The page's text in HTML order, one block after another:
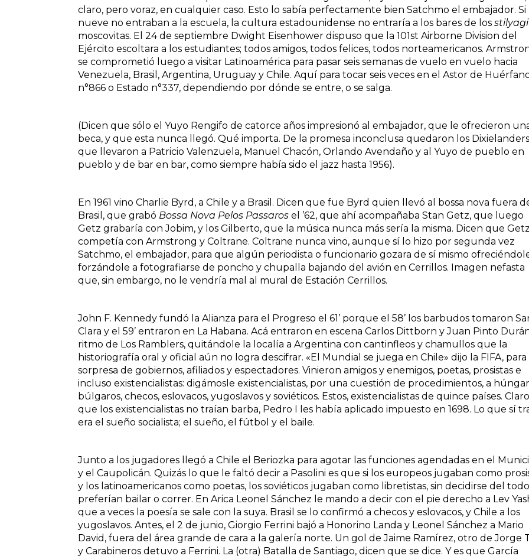
claro, pero voraz, en cualquier caso. Esto lo sabía perfectamente bien Satchmo el embajador. Si
nueve no entraban a la escuela, la cultura estadounidense no entraría a los bares de los stilyagi
moscovitas. El 24 de septiembre Dwight Eisenhower dispuso que la 101st Airborne Division del
Ejército escoltara a los estudiantes; todos amigos, todos felices, todos norteamericanos.
se comprometió luego a visitar Latinoamérica para pasar seis semanas de vuelo en vuelo hacia
Venezuela, Brasil, Argentina, Uruguay y Chile. Aquí para tocar seis veces en el Astor de
n°866 o Estado n°337, dependiendo por dónde se entre, o se salga.
(Dicen que sólo el Yuyo Rengifo de catorce años impresionó al embajador, que le ofrecieron
beca, y que esta nunca llegó. Qué importa. De la promesa inconclusa quedaron los Dixielanders
que llevaron a Patricio Valenzuela, Manuel Chacón, Orlando Avendaño y al Yuyo de pueblo en
pueblo y de bar en bar, como siempre había sido el jazz hasta 1956).
En 1961 vino Charlie Byrd, a Chile y a Brasil. Dicen que fue Byrd quien llevó al bossa nova fuera
Brasil, que grabó Bossa Nova Pelos Passaros el ’62, que ahí acompañaba Stan Getz, que luego
Getz grabaría con Jobim, y los Gilberto, que la música nunca más sería la misma. Dicen que Getz
competía con Armstrong y Coltrane. Coltrane nunca vino, aunque sí lo hizo por segunda vez
Satchmo, el embajador, para que algún periodista o funcionario gozara de sí mismo
forzándole a fotografiarse de poncho y chupalla bajando del avión en Cerrillos. Imagen nefasta
que, sin embargo, no le vendría mal al mural de Estación Cerrillos.
John F. Kennedy fundó la Alianza para el Progreso el 61’ porque el 58’ los barbudos tomaron
Clara y el 59’ entraron en La Habana. Acá entraron en escena Carlos Dittborn y Juan Pinto Durán
ritmo de Los Ramblers, quitándole la localía a Argentina con cantinfleos y chamullos que la
historiografía oral y oficial aún no logra descifrar. «El Mundial se juega en Chile» dijo la FIFA, para
sorpresa de gobiernos, afiliados y espectadores. Vinieron amigos y enemigos, poetas, prosistas e
incluso existencialistas: digámosle existencialistas, por una cuestión de procedimientos, a
búlgaros, checos, eslovacos, yugoslavos y soviéticos. Estos, existencialistas de quince países. Claro
que los existencialistas no traían barba, Pedro I les había aplicado impuesto en 1698. Lo que sí
era el sueño socialista; el sueño, el fútbol y el baile.
Junto a los jugadores llegó a Chile el Beriozka para agotar las funciones agendadas en el
y el Caupolicán. Quizás lo que le faltó decir a Pasolini es que si los europeos jugaban como
y los latinoamericanos como poetas, los soviéticos jugaban como libretistas, sin decidirse del todo
preferían bailar o correr. En Arica Leonel Sánchez le mando a decir con el pie derecho a Lev
que a veces la poesía se sale con la suya. Brasil se lo confirmó a checos y eslovacos, y Chile a los
yugoslavos. Antes, el 2 de junio, Giorgio Ferrini bajó a Honorino Landa y Leonel Sánchez a Mario
David, fuera del área grande de cara a la galería norte. Un gol de Jaime Ramírez, otro de Jorge
y Carabineros detuvo a Ferrini. La (otra) Batalla de Santiago, dicen que se dice. Y es que García